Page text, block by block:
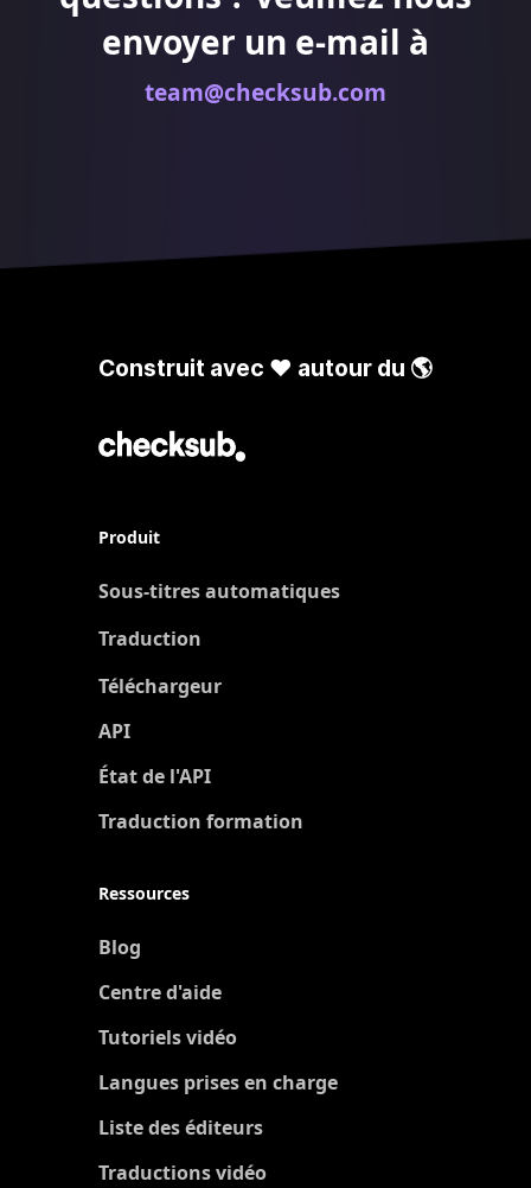
questions.
envoyer un e-mail à
team@checksub.com
Construit avec ❤️ autour du 🌎
Produit
Sous-titres automatiques
Traduction
Téléchargeur
API
État de l'API
Traduction formation
Ressources
Blog
Centre d'aide
Tutoriels vidéo
Langues prises en charge
Liste des éditeurs
Traductions vidéo